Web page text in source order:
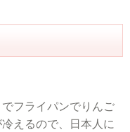
フライパンでりんご
えるので、日本人に